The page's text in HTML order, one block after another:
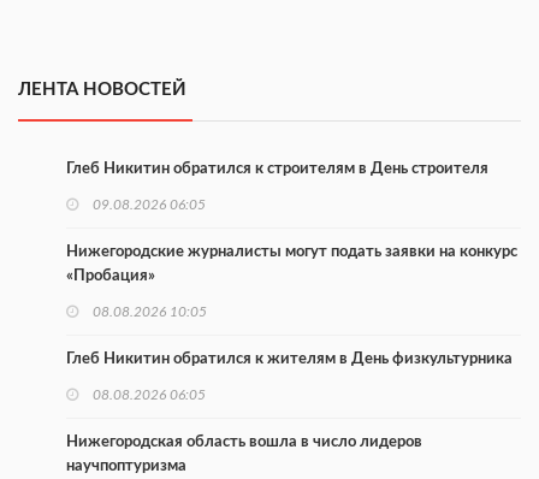
ЛЕНТА НОВОСТЕЙ
Глеб Никитин обратился к строителям в День строителя
09.08.2026 06:05
Нижегородские журналисты могут подать заявки на конкурс
«Пробация»
08.08.2026 10:05
Глеб Никитин обратился к жителям в День физкультурника
08.08.2026 06:05
Нижегородская область вошла в число лидеров
научпоптуризма